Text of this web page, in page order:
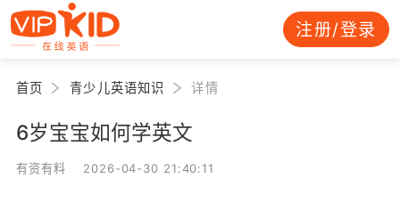
注册/登录
首页 青少儿英语知识 详情
6岁宝宝如何学英文
有资有料 2026-04-30 21:40:11